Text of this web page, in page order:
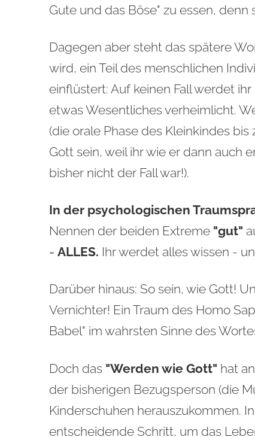
Gute und das Böse" zu essen,
Dagegen aber steht das spätere
wird, ein Teil des menschlichen
einflüstert: Auf keinen Fall werdet
etwas Wesentliches verheimlicht.
(die orale Phase des Kleinkindes
Gott sein, weil ihr wie er dann auch
bisher nicht der Fall war!).
In der psychologischen
Nennen der beiden Extreme "gut"
= ALLES. Ihr werdet alles wissen -
Darüber hinaus: So sein, wie Gott!
Vernichter! Ein Traum des Homo
Babel" im wahrsten Sinne des
Doch das "Werden wie Gott" hat
der bisherigen Bezugsperson (die
Kinderschuhen herauszukommen.
entscheidende Schritt, um das